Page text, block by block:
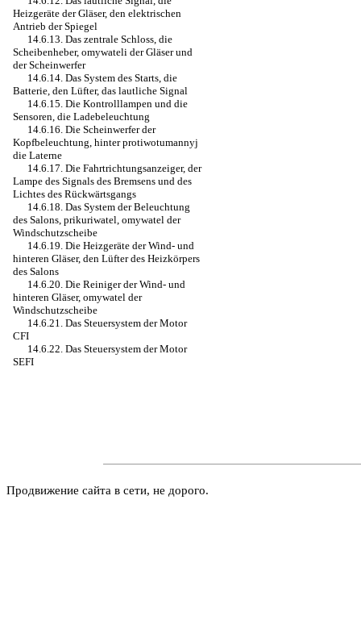
Heizgeräte der Gläser, den elektrischen
Antrieb der Spiegel
14.6.13. Das zentrale Schloss, die
Scheibenheber, omywateli der Gläser und
der Scheinwerfer
14.6.14. Das System des Starts, die
Batterie, den Lüfter, das lautliche Signal
14.6.15. Die Kontrolllampen und die
Sensoren, die Ladebeleuchtung
14.6.16. Die Scheinwerfer der
Kopfbeleuchtung, hinter protiwotumannyj
die Laterne
14.6.17. Die Fahrtrichtungsanzeiger, der
Lampe des Signals des Bremsens und des
Lichtes des Rückwärtsgangs
14.6.18. Das System der Beleuchtung
des Salons, prikuriwatel, omywatel der
Windschutzscheibe
14.6.19. Die Heizgeräte der Wind- und
hinteren Gläser, den Lüfter des Heizkörpers
des Salons
14.6.20. Die Reiniger der Wind- und
hinteren Gläser, omywatel der
Windschutzscheibe
14.6.21. Das Steuersystem der Motor
CFI
14.6.22. Das Steuersystem der Motor
SEFI
Продвижение сайта в сети, не дорого.